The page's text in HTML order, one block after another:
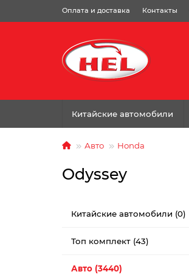
Оплата и доставка Контакты
Китайские автомобили
Авто Honda
Odyssey
Китайские автомобили (0)
Топ комплект (43)
Авто (3440)